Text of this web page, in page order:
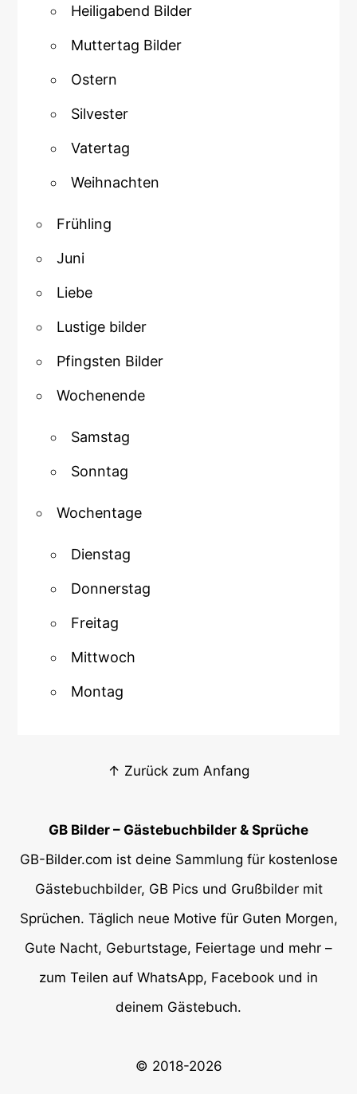
Heiligabend Bilder
Muttertag Bilder
Ostern
Silvester
Vatertag
Weihnachten
Frühling
Juni
Liebe
Lustige bilder
Pfingsten Bilder
Wochenende
Samstag
Sonntag
Wochentage
Dienstag
Donnerstag
Freitag
Mittwoch
Montag
↑ Zurück zum Anfang
GB Bilder – Gästebuchbilder & Sprüche
GB-Bilder.com ist deine Sammlung für kostenlose
Gästebuchbilder, GB Pics und Grußbilder mit
Sprüchen. Täglich neue Motive für Guten Morgen,
Gute Nacht, Geburtstage, Feiertage und mehr –
zum Teilen auf WhatsApp, Facebook und in
deinem Gästebuch.
© 2018-2026